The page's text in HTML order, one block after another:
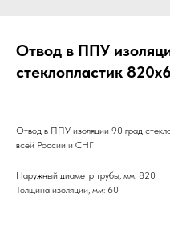
Отвод в ППУ
стеклопластик
Отвод в ППУ изоляции 90 град
всей России и СНГ
Наружный диаметр трубы, мм: 820
Толщина изоляции, мм: 60